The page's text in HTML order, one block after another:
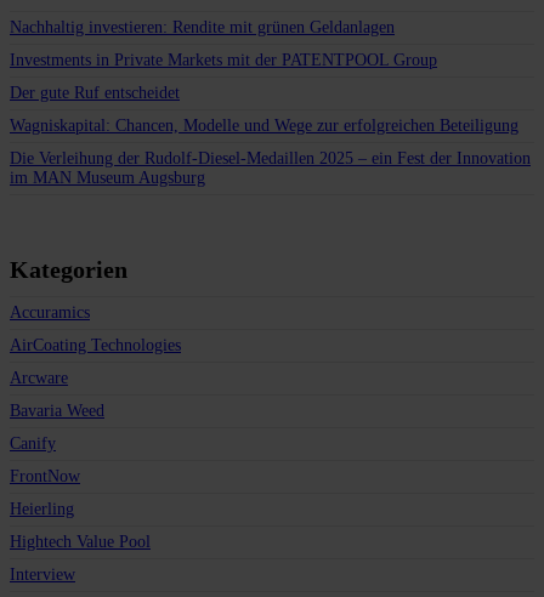
Nachhaltig investieren: Rendite mit grünen Geldanlagen
Investments in Private Markets mit der PATENTPOOL Group
Der gute Ruf entscheidet
Wagniskapital: Chancen, Modelle und Wege zur erfolgreichen Beteiligung
Die Verleihung der Rudolf-Diesel-Medaillen 2025 – ein Fest der Innovation
im MAN Museum Augsburg
Kategorien
Accuramics
AirCoating Technologies
Arcware
Bavaria Weed
Canify
FrontNow
Heierling
Hightech Value Pool
Interview